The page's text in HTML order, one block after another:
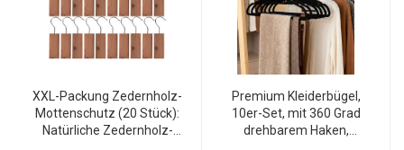
XXL-Packung Zedernholz-
Mottenschutz (20 Stück):
Natürliche Zedernholz-
Premium Kleiderbügel,
10er-Set, mit 360 Grad
drehbarem Haken,